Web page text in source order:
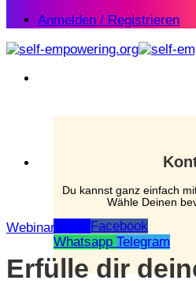
Anmelden / Registrieren
Du kannst ganz einfach
Wähle Deinen
Facebook
Whatsapp Telegram
Webinar
Erfülle dir